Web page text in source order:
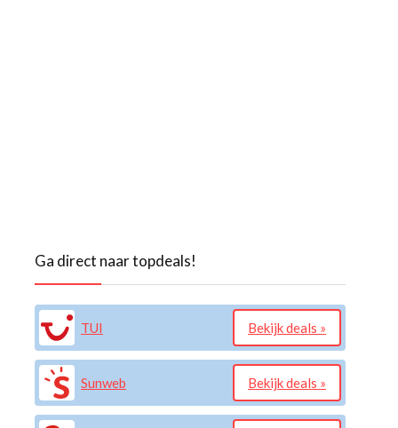
Ga direct naar topdeals!
TUI Bekijk deals »
Sunweb Bekijk deals »